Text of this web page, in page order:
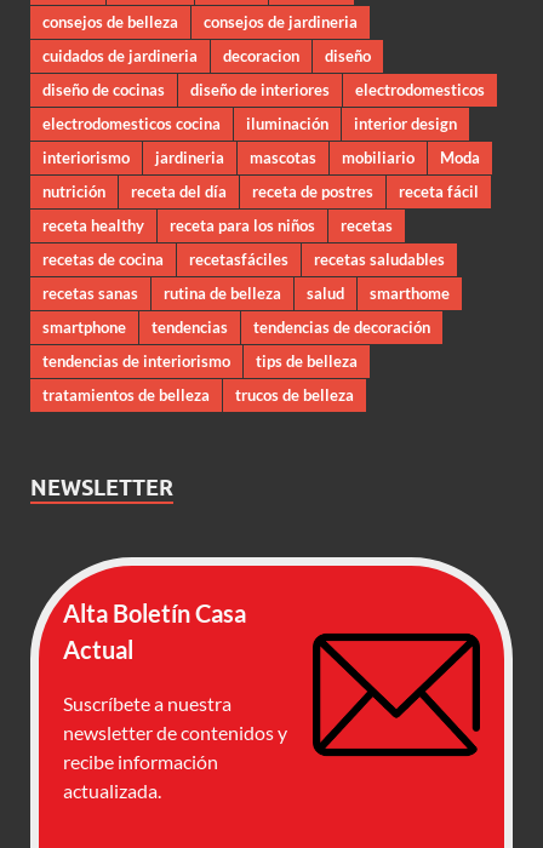
consejos de belleza
consejos de jardineria
cuidados de jardineria
decoracion
diseño
diseño de cocinas
diseño de interiores
electrodomesticos
electrodomesticos cocina
iluminación
interior design
interiorismo
jardineria mascotas mobiliario
Moda
nutrición
receta del día receta de postres
receta fácil
receta healthy
receta para los niños
recetas
recetas de cocina
recetasfáciles
recetas saludables
recetas sanas
rutina de belleza salud
smarthome
smartphone
tendencias
tendencias de decoración
tendencias de interiorismo
tips de belleza
tratamientos de belleza
trucos de belleza
NEWSLETTER
Alta Boletín Casa
Actual
Suscríbete a nuestra
newsletter de contenidos y
recibe información
actualizada.